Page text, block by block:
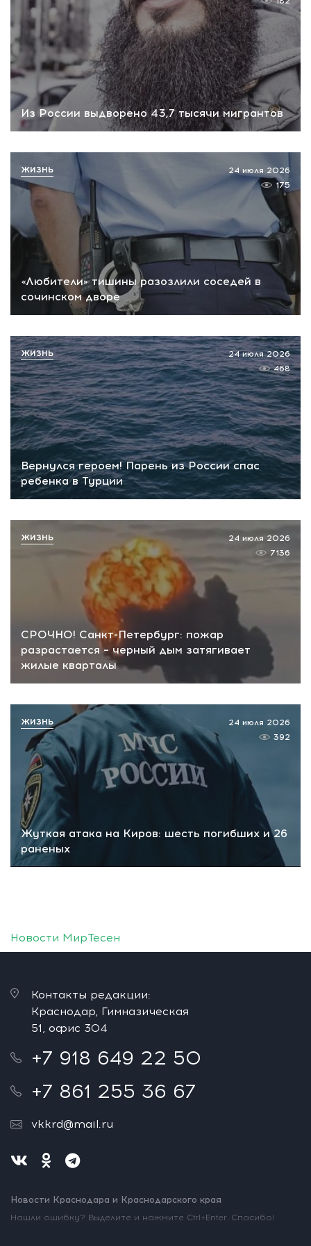
Из России выдворено 43,7 тысячи мигрантов
«Любители» тишины разозлили соседей в
сочинском дворе
24 июля 2026
175
ЖИЗНЬ
Вернулся героем! Парень из России спас
ребенка в Турции
24 июля 2026
468
ЖИЗНЬ
СРОЧНО! Санкт-Петербург: пожар
разрастается – черный дым затягивает
жилые кварталы
24 июля 2026
7136
ЖИЗНЬ
Жуткая атака на Киров: шесть погибших и 26
раненых
24 июля 2026
392
ЖИЗНЬ
Новости МирТесен
Контакты редакции:
Краснодар, Гимназическая
51, офис 304
+7 918 649 22 50
+7 861 255 36 67
vkkrd@mail.ru
Новости Краснодара и Краснодарского края
Нашли ошибку? Выделите и нажмите Ctrl+Enter. Спасибо!